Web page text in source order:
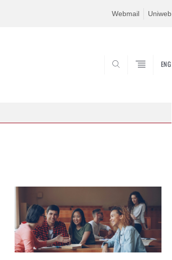
Webmail Uniweb
ENG